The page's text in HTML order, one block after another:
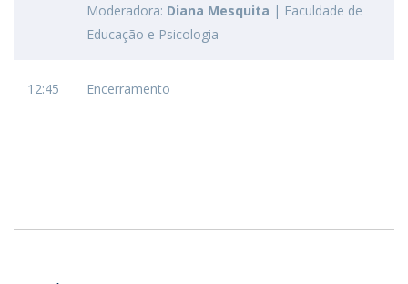
Moderadora: Diana Mesquita | Faculdade de
Educação e Psicologia
12:45 Encerramento